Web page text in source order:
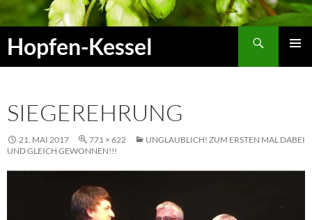
Zum
Inhalt
springen
Hopfen-Kessel
SIEGEREHRUNG
21. MAI 2017 771 × 622
UNGLAUBLICH! ZUM ERSTEN MAL DABEI
UND GLEICH GEWONNEN!!!